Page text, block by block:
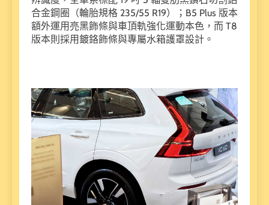
合金鋼圈（輪胎規格 235/55 R19）；B5 Plus 版本
額外運用亮黑飾條與車頂軌強化運動本色，而 T8
版本則採用鍍鉻飾條與專屬水箱護罩設計。